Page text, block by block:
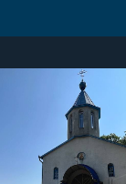
Під час
за мир в Україні,